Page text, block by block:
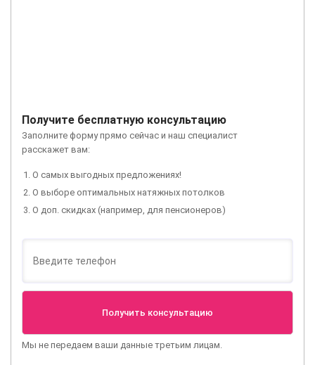
Получите бесплатную консультацию
Заполните форму прямо сейчас и наш специалист
расскажет вам:
О самых выгодных предложениях!
О выборе оптимальных натяжных потолков
О доп. скидках (например, для пенсионеров)
Мы не передаем ваши данные третьим лицам.